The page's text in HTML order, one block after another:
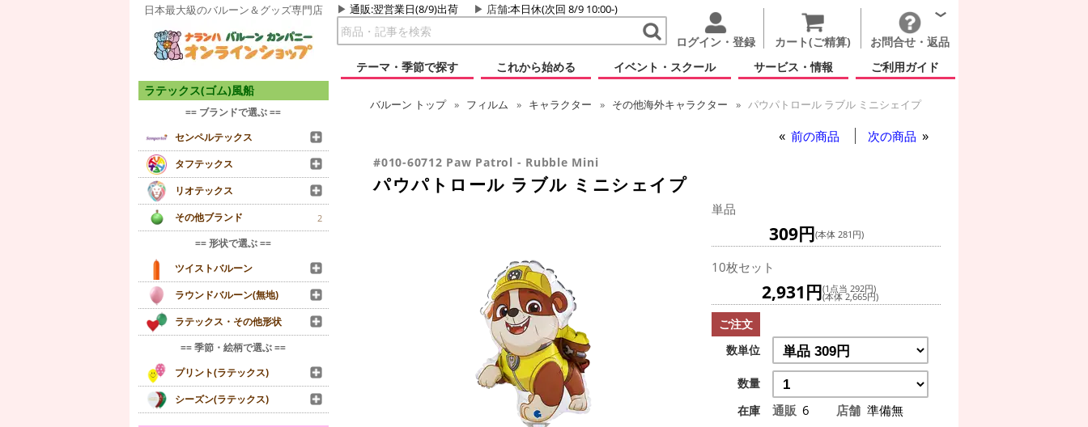
日本最大級のバルーン＆グッズ専門店 通販:翌営業日(8/9)出荷 店舗:本日休(次回 8/9 10:00-)
ログイン・登録 カート(ご精算)
お問合せ・返品
テーマ・季節で探す
これから始める イベント・スクール サービス・情報 ご利用ガイド
ラテックス(ゴム)風船
== ブランドで選ぶ ==
センペルテックス
タフテックス
リオテックス
その他ブランド
2
== 形状で選ぶ ==
ツイストバルーン
ラウンドバルーン(無地)
ラテックス・その他形状
== 季節・絵柄で選ぶ ==
プリント(ラテックス)
シーズン(ラテックス)
バルーン トップ フィルム キャラクター その他海外キャラクター パウパトロール ラブル ミニシェイプ
前の商品 次の商品
#010-60712 Paw Patrol - Rubble Mini
パウパトロール ラブル ミニシェイプ
単品
309円(本体 281円)
10枚セット
2,931円(1点当 292円)
(本体 2,665円)
ご注文
数単位
数量
在庫
通販 6 店舗 準備無